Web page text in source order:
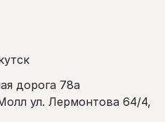
дорога 78а
ул. Лермонтова 64/4,